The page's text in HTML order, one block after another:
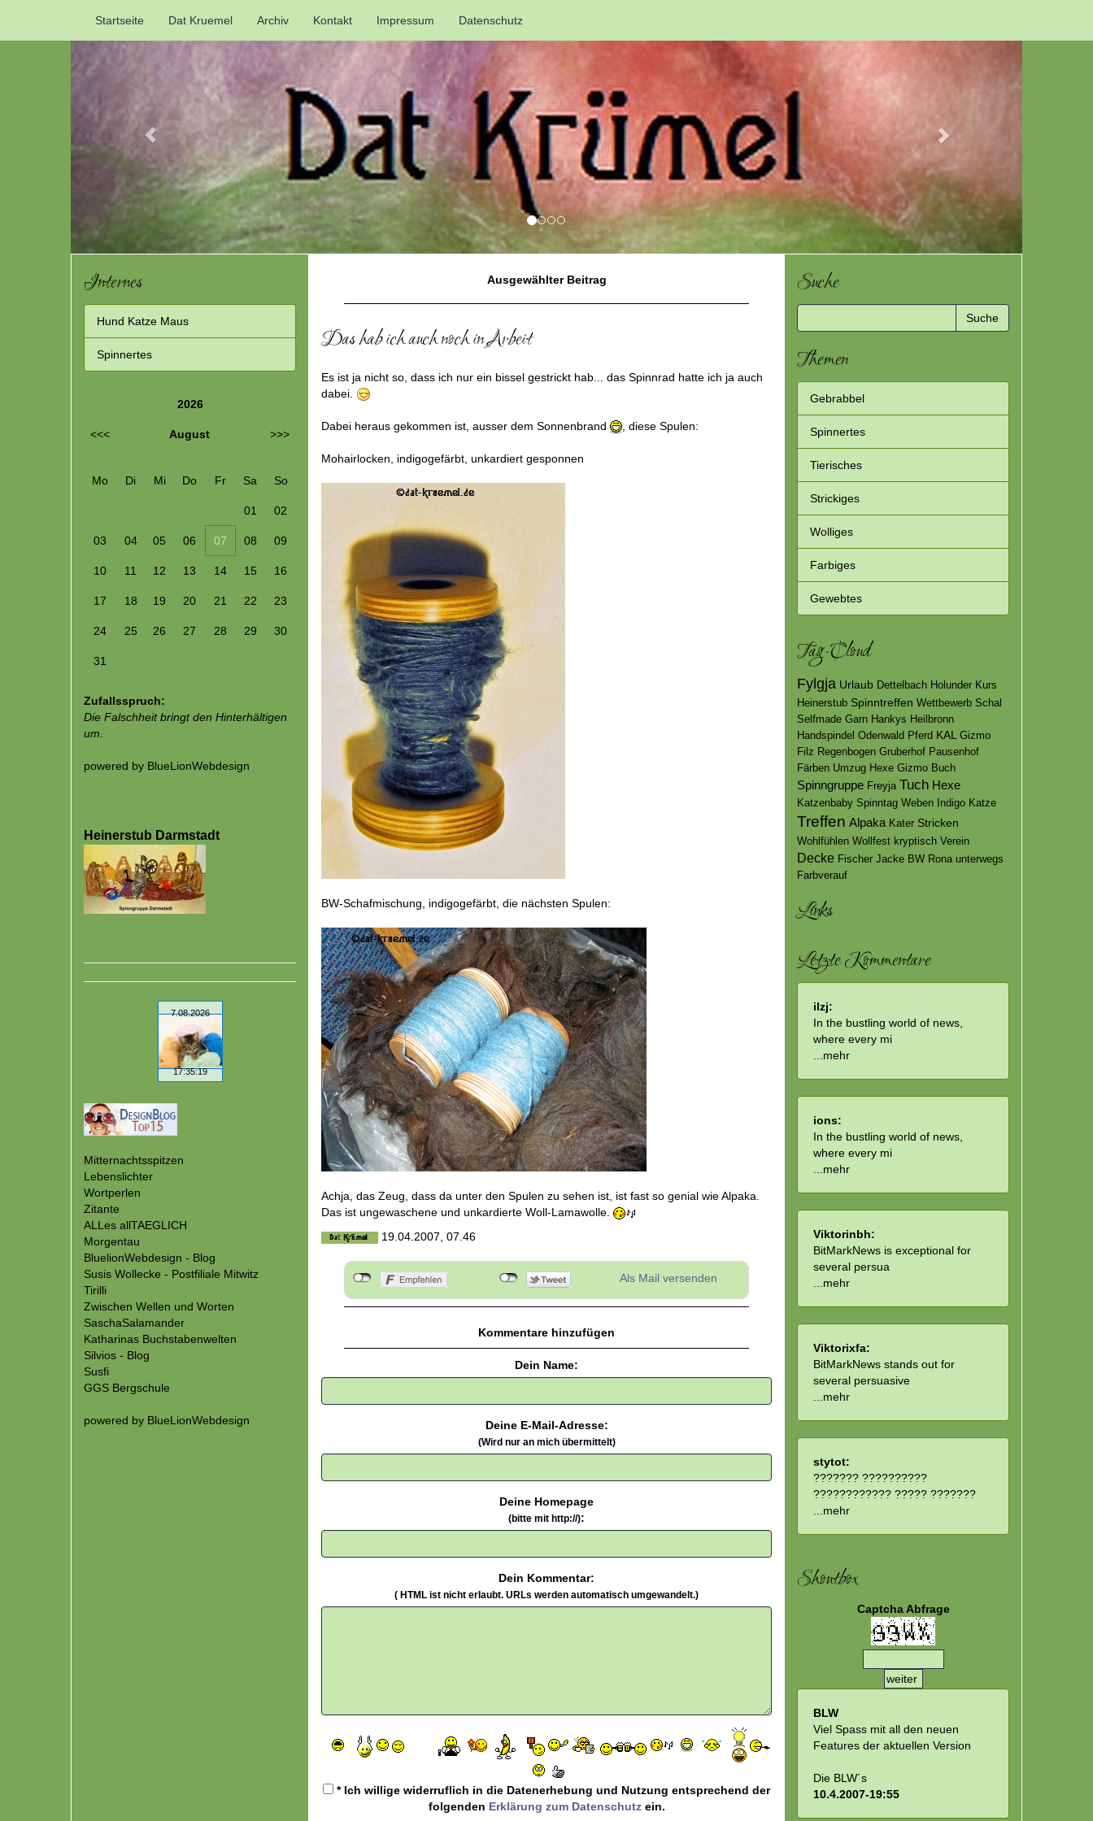
Startseite Dat Kruemel Archiv Kontakt Impressum Datenschutz
Ausgewählter Beitrag
Das hab ich auch noch in Arbeit
Es ist ja nicht so, dass ich nur ein bissel gestrickt hab... das Spinnrad hatte ich ja auch
dabei.
Dabei heraus gekommen ist, ausser dem Sonnenbrand , diese Spulen:
Mohairlocken, indigogefärbt, unkardiert gesponnen
BW-Schafmischung, indigogefärbt, die nächsten Spulen:
Achja, das Zeug, dass da unter den Spulen zu sehen ist, ist fast so genial wie Alpaka.
Das ist ungewaschene und unkardierte Woll-Lamawolle.
19.04.2007, 07.46
Als Mail versenden
Kommentare hinzufügen
Dein Name:
Deine E-Mail-Adresse:
(Wird nur an mich übermittelt)
Deine Homepage
(bitte mit http://):
Dein Kommentar:
( HTML ist nicht erlaubt. URLs werden automatisch umgewandelt.)
* Ich willige widerruflich in die Datenerhebung und Nutzung entsprechend der
folgenden Erklärung zum Datenschutzein.
Internes
Hund Katze Maus
Spinnertes
2026
<<< August >>>
Mo Di Mi Do Fr Sa So
01 02
03 04 05 06 07 08 09
10 11 12 13 14 15 16
17 18 19 20 21 22 23
24 25 26 27 28 29 30
31
Zufallsspruch:
Die Falschheit bringt den Hinterhältigen
um.
powered by BlueLionWebdesign
Heinerstub Darmstadt
Mitternachtsspitzen
Lebenslichter
Wortperlen
Zitante
ALLes allTAEGLICH
Morgentau
BluelionWebdesign - Blog
Susis Wollecke - Postfiliale Mitwitz
Tirilli
Zwischen Wellen und Worten
SaschaSalamander
Katharinas Buchstabenwelten
Silvios - Blog
Susfi
GGS Bergschule
powered by BlueLionWebdesign
Suche
Themen
Gebrabbel
Spinnertes
Tierisches
Strickiges
Wolliges
Farbiges
Gewebtes
Tag-Cloud
Fylgja Urlaub Dettelbach Holunder Kurs
Heinerstub Spinntreffen Wettbewerb Schal
Selfmade Garn Hankys Heilbronn
Handspindel Odenwald Pferd KAL Gizmo
Filz Regenbogen Gruberhof Pausenhof
Färben Umzug Hexe Gizmo Buch
Spinngruppe Freyja Tuch Hexe
Katzenbaby Spinntag Weben Indigo Katze
Treffen Alpaka Kater Stricken
Wohlfühlen Wollfest kryptisch Verein
Decke Fischer Jacke BW Rona unterwegs
Farbverauf
Links
Letzte Kommentare
ilzj:
In the bustling world of news,
where every mi
mehr
ions:
In the bustling world of news,
where every mi
mehr
Viktorinbh:
BitMarkNews is exceptional for
several persua
mehr
Viktorixfa:
BitMarkNews stands out for
several persuasive
mehr
stytot:
??????? ??????????
???????????? ????? ???????
mehr
Shoutbox
Captcha Abfrage
BLW
Viel Spass mit all den neuen
Features der aktuellen Version
Die BLW´s
10.4.2007-19:55